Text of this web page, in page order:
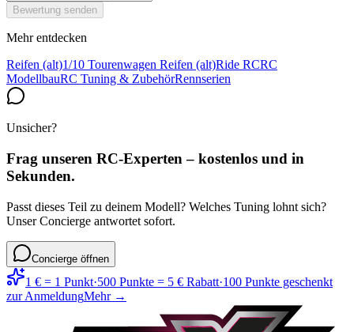
Bewertung senden
Mehr entdecken
Reifen (alt)1/10 Tourenwagen Reifen (alt)Ride RCRC
ModellbauRC Tuning & ZubehörRennserien
Unsicher?
Frag unseren RC-Experten – kostenlos und in
Sekunden.
Passt dieses Teil zu deinem Modell? Welches Tuning lohnt sich?
Unser Concierge antwortet sofort.
Concierge öffnen
1 € = 1 Punkt·500 Punkte = 5 € Rabatt·100 Punkte geschenkt
zur AnmeldungMehr →